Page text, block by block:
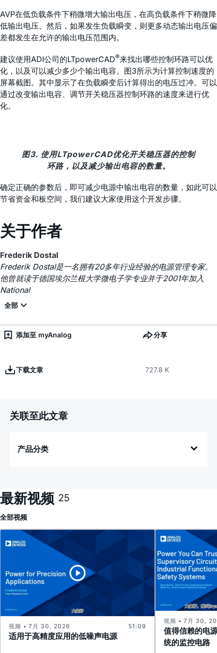
AVP在低负载条件下稍微增大输出电压，在高负载条件下稍微降
低输出电压。然后，如果发生负载瞬变，则更多动态输出电压偏
差都发生在允许的输出电压范围内。
建议使用ADI公司的LTpowerCAD®来找出哪些控制环路可以优
化，以及可以减少多少个输出电容。图3所示为计算控制速度的
屏幕截图。其中显示了在负载瞬变后计算得出的电压过冲。可以
通过改变输出电容、调节开关稳压器控制环路的速度来进行优
化。
图3. 使用LTpowerCAD优化开关稳压器的控制
环路，以及减少输出电容的数量。
确定正确的参数后，即可减少电源中输出电容的数量，如此可以
节省资金和板空间，我们建议大家使用这个开发步骤。
关于作者
Frederik Dostal
Frederik Dostal是一名拥有20多年行业经验的电源管理专家。
他曾就读于德国埃尔兰根大学微电子学专业并于2001年加入
National
添加至 myAnalog 分享
下载文章 727.8 K
关联至此文章
产品分类
最新视频 25
全部视频
适用于高精度应用的低噪声电源
视频 • 7月 30, 2026 51:09
值得信赖的电
统的监控电路
视频 • 7月 30,